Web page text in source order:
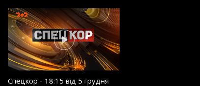
Спецкор - 18:15 від 5 грудня